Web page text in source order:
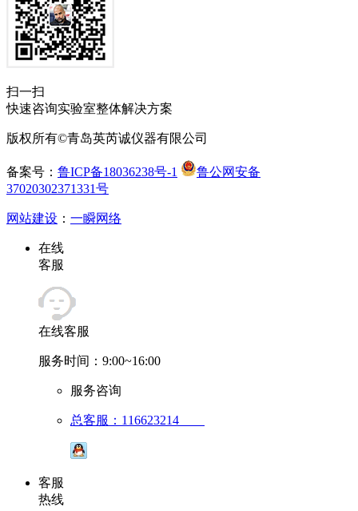
扫一扫
快速咨询实验室整体解决方案
版权所有©青岛英芮诚仪器有限公司
备案号： 鲁ICP备18036238号-1
鲁公网安备
37020302371331号
网站建设 ： 一瞬网络
在线
客服
在线客服
服务时间：9:00~16:00
服务咨询
总客服：116623214
客服
热线